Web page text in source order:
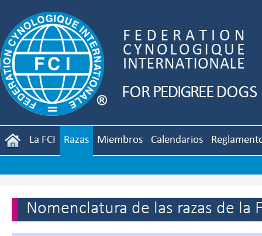
La FCI Razas Miembros Calendarios
Nomenclatura de las razas de la